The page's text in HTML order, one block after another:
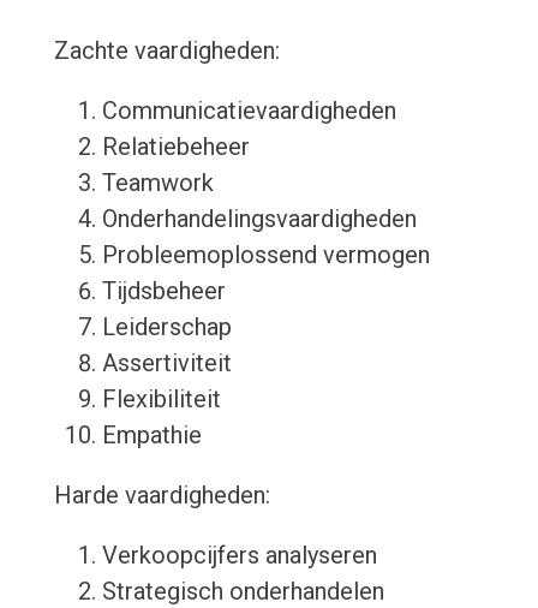
Zachte vaardigheden:
Communicatievaardigheden
Relatiebeheer
Teamwork
Onderhandelingsvaardigheden
Probleemoplossend vermogen
Tijdsbeheer
Leiderschap
Assertiviteit
Flexibiliteit
Empathie
Harde vaardigheden:
Verkoopcijfers analyseren
Strategisch onderhandelen